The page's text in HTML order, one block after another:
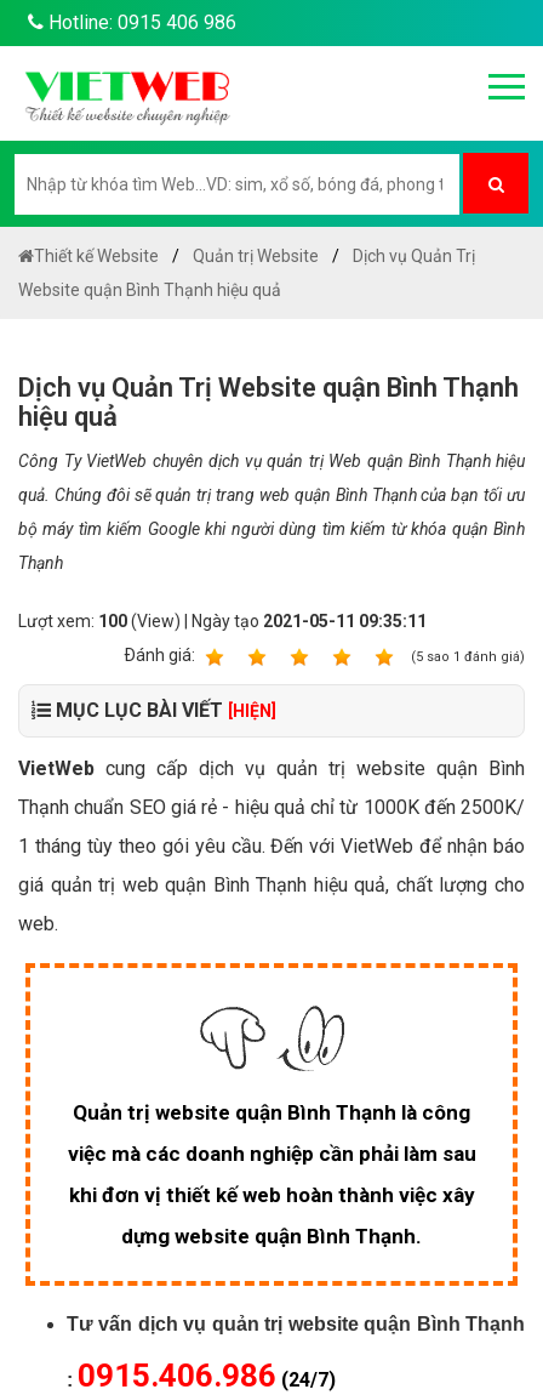
Hotline: 0915 406 986
Thiết kế Website Quản trị Website
Dịch vụ Quản Trị
Website quận Bình Thạnh hiệu quả
Dịch vụ Quản Trị Website quận Bình Thạnh
hiệu quả
Công Ty VietWeb chuyên dịch vụ quản trị Web quận Bình Thạnh hiệu
quả. Chúng đôi sẽ quản trị trang web quận Bình Thạnh của bạn tối ưu
bộ máy tìm kiếm Google khi người dùng tìm kiếm từ khóa quận Bình
Thạnh
Lượt xem: 100(View) | Ngày tạo 2021-05-11 09:35:11
Ðánh giá:
(5 sao 1 đánh giá)
MỤC LỤC BÀI VIẾT [HIỆN]
VietWeb cung cấp dịch vụ quản trị website quận Bình
Thạnh chuẩn SEO giá rẻ - hiệu quả chỉ từ 1000K đến 2500K/
1 tháng tùy theo gói yêu cầu. Đến với VietWeb để nhận báo
giá quản trị web quận Bình Thạnh hiệu quả, chất lượng cho
web.
Quản trị website quận Bình Thạnh là công
việc mà các doanh nghiệp cần phải làm sau
khi đơn vị thiết kế web hoàn thành việc xây
dựng website quận Bình Thạnh.
Tư vấn dịch vụ quản trị website quận Bình Thạnh
: 0915.406.986 (24/7)